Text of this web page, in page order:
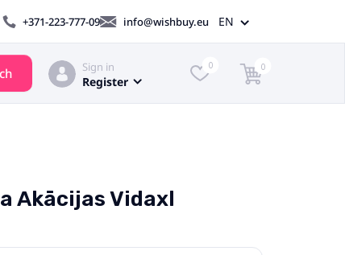
+371-223-777-09 info@wishbuy.eu EN
Sign in
Register
0 0
Akācijas Vidaxl